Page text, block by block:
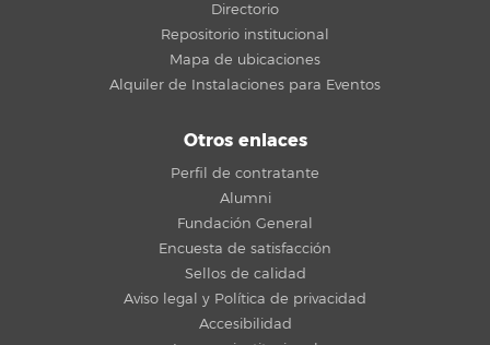
Directorio
Repositorio institucional
Mapa de ubicaciones
Alquiler de Instalaciones para Eventos
Otros enlaces
Perfil de contratante
Alumni
Fundación General
Encuesta de satisfacción
Sellos de calidad
Aviso legal y Política de privacidad
Accesibilidad